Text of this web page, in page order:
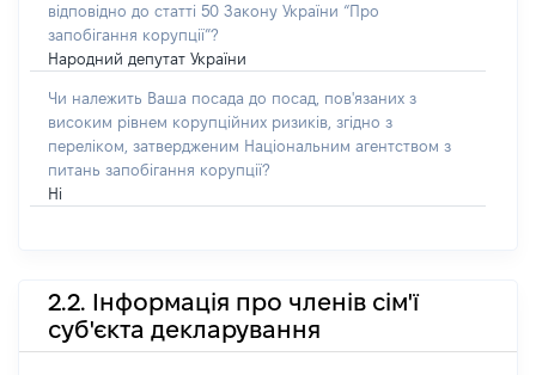
відповідно до статті 50 Закону України “Про
запобігання корупції”?
Народний депутат України
Чи належить Ваша посада до посад, пов'язаних з
високим рівнем корупційних ризиків, згідно з
переліком, затвердженим Національним агентством з
питань запобігання корупції?
Ні
2.2. Інформація про членів сім'ї
суб'єкта декларування